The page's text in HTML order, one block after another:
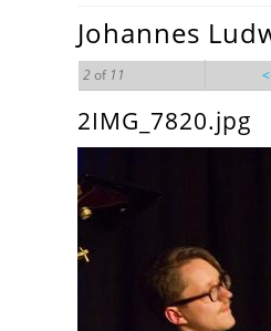
Johannes
2 of 11
2IMG_7820.jpg